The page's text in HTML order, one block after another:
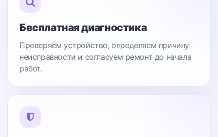
Бесплатная диагностика
Проверяем устройство, определяем причину
неисправности и согласуем ремонт до начала
работ.